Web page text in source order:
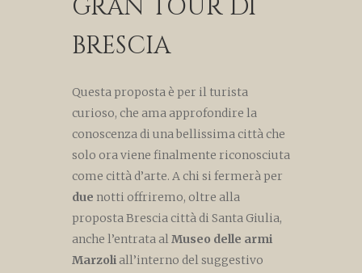
GRAN TOUR DI
BRESCIA
Questa proposta è per il turista
curioso, che ama approfondire la
conoscenza di una bellissima città che
solo ora viene finalmente riconosciuta
come città d’arte. A chi si fermerà per
due notti offriremo, oltre alla
proposta Brescia città di Santa Giulia,
anche l’entrata alMuseo delle armi
Marzoli all’interno del suggestivo